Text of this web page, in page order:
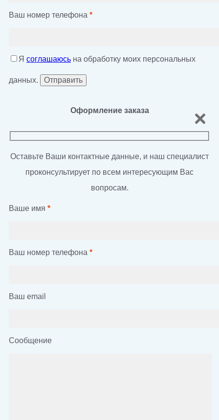
Ваш номер телефона *
Я соглашаюсь на обработку моих персональных
данных.
Оформление заказа
Оставьте Ваши контактные данные, и наш специалист
проконсультирует по всем интересующим Вас
вопросам.
Ваше имя *
Ваш номер телефона *
Ваш email
Сообщение